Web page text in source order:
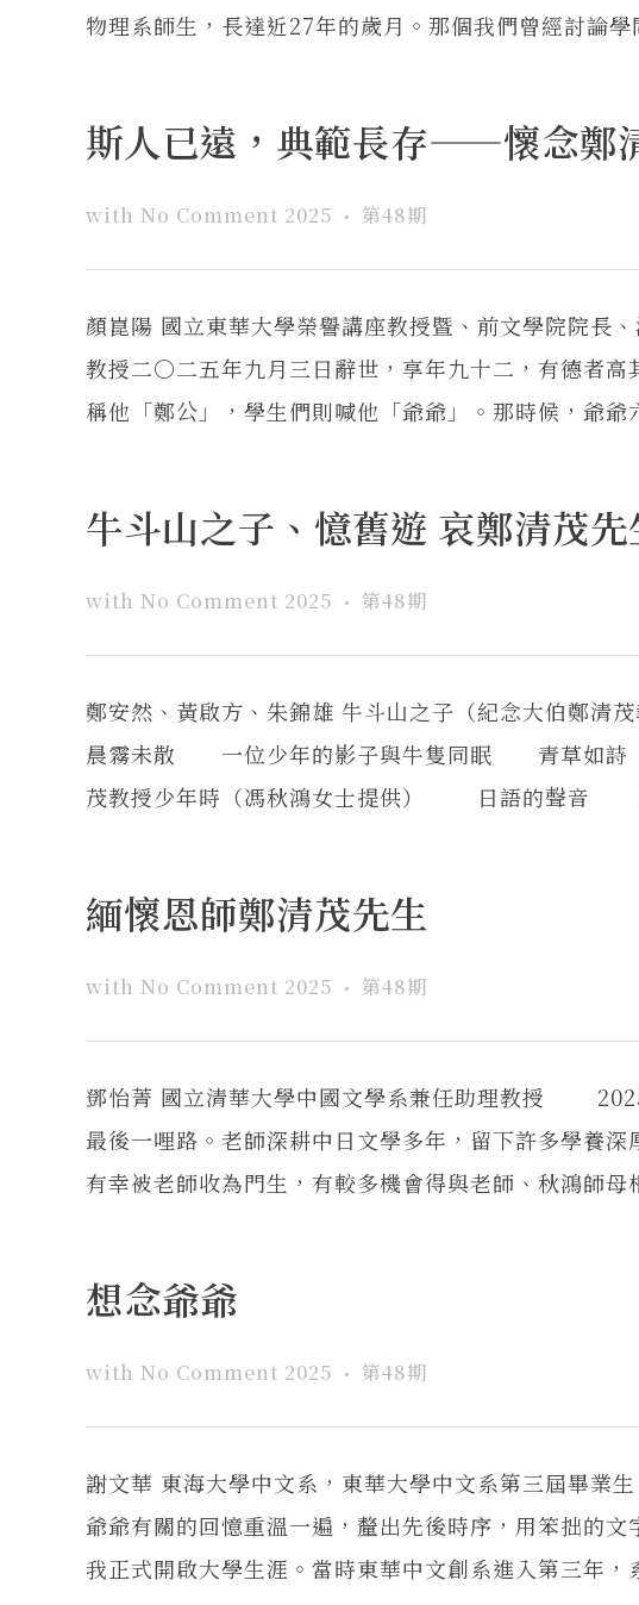
物理系師生，長達近27年的歲月。那個我們曾經討論
斯人已遠，典範長存——懷念鄭
with No Comment 2025 第48期
顏崑陽 國立東華大學榮譽講座教授暨、前文學院院
教授二〇二五年九月三日辭世，享年九十二，有德
稱他「鄭公」，學生們則喊他「爺爺」。那時候，爺爺
牛斗山之子、憶舊遊 哀鄭清茂
with No Comment 2025 第48期
鄭安然、黃啟方、朱錦雄 牛斗山之子（紀念大伯
晨霧未散 一位少年的影子與牛隻同眠 青草如
茂教授少年時（馮秋鴻女士提供） 日語的聲音
緬懷恩師鄭清茂先生
with No Comment 2025 第48期
鄧怡菁 國立清華大學中國文學系兼任助理教授
最後一哩路。老師深耕中日文學多年，留下許多學養
有幸被老師收為門生，有較多機會得與老師、秋鴻師母
想念爺爺
with No Comment 2025 第48期
謝文華 東海大學中文系，東華大學中文系第三屆
爺爺有關的回憶重溫一遍，釐出先後時序，用笨拙
我正式開啟大學生涯。當時東華中文創系進入第三年，